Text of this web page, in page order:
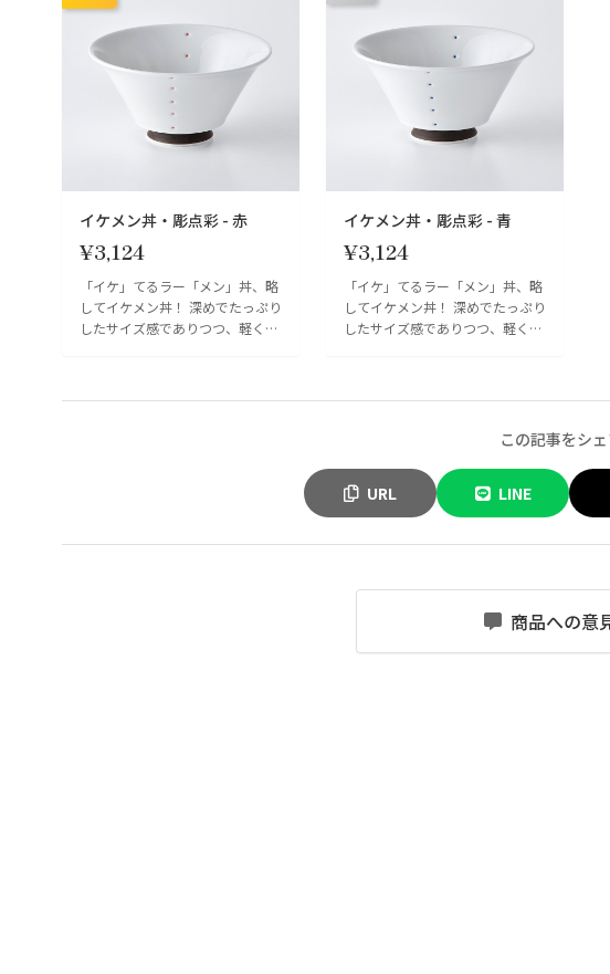
イケメン丼・彫点彩 - 赤
¥3,124
「イケ」てるラー「メン」丼、略
してイケメン丼！ 深めでたっぷり
したサイズ感でありつつ、軽くて
イケメン丼・彫点彩 - 青
¥3,124
「イケ」てるラー「メン」丼、略
してイケメン丼！ 深めでたっぷり
したサイズ感でありつつ、軽くて
この記事をシ
URL LINE
商品への意